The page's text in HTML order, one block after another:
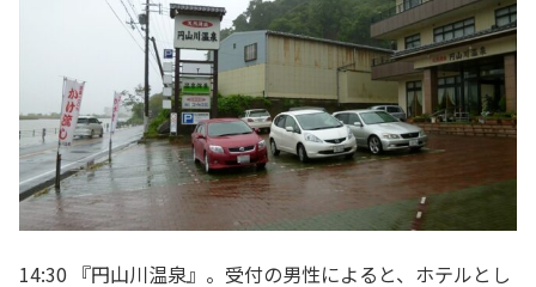
14:30 『円山川温泉』。受付の男性によると、ホテルとし